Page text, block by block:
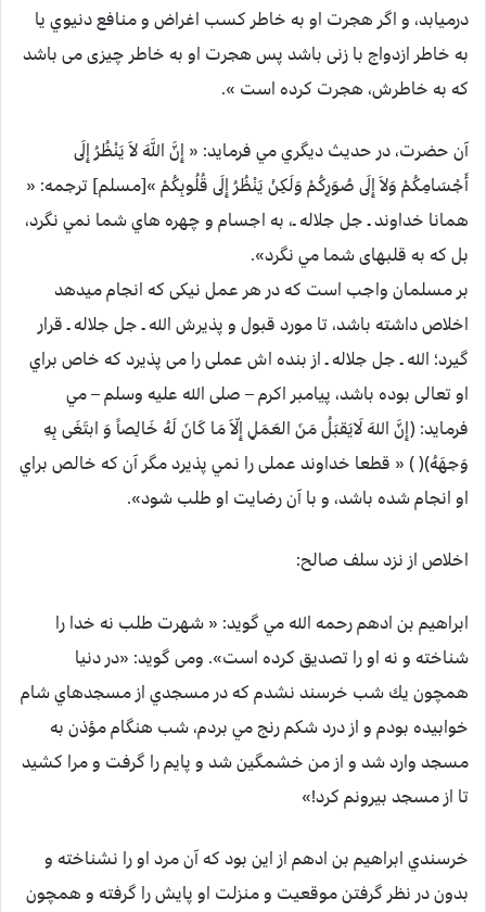
درميابد، و اگر هجرت او به خاطر کسب اغراض و منافع دنيوي يا
به خاطر ازدواج با زنی باشد پس هجرت او به خاطر چیزی می باشد
که به خاطرش، هجرت کرده است ».
آن حضرت، در حديث ديگري مي فرمايد: « إِنَّ اللَّهَ لاَ يَنْظُرُ إِلَى
أَجْسَامِكُمْ وَلاَ إِلَى صُوَرِكُمْ وَلَكِنْ يَنْظُرُ إِلَى قُلُوبِكُمْ »[مسلم] ترجمه: «
همانا خداوند ـ جل جلاله ـ، به اجسام و چهره هاي شما نمي نگرد،
بل که به قلبهای شما مي نگرد».
بر مسلمان واجب است که در هر عمل نيکی که انجام ميدهد
اخلاص داشته باشد، تا مورد قبول و پذيرش الله ـ جل جلاله ـ قرار
گيرد؛ الله ـ جل جلاله ـ از بنده اش عملی را می پذيرد که خاص براي
او تعالی بوده باشد، پيامبر اکرم – صلی الله علیه وسلم – مي
فرمايد: (إِنَّ اللهَ لَايَقبَلُ مَنَ العَمَلِ إِلّاَ مَا کَانَ لَهُ خَالِصاً وَ ابتَغَى بِهِ
وَجهَهُ)( ) « قطعا خداوند عملی را نمي پذيرد مگر آن که خالص براي
او انجام شده باشد، و با آن رضايت او طلب شود».
اخلاص از نزد سلف صالح:
ابراهيم بن ادهم رحمه الله مي گويد: « شهرت طلب نه خدا را
شناخته و نه او را تصديق كرده است». ومی گويد: «در دنيا
همچون يك شب خرسند نشدم كه در مسجدي از مسجدهاي شام
خوابيده بودم و از درد شكم رنج مي بردم، شب هنگام مؤذن به
مسجد وارد شد و از من خشمگين شد و پايم را گرفت و مرا كشيد
تا از مسجد بيرونم كرد!»
خرسندي ابراهيم بن ادهم از اين بود كه آن مرد او را نشناخته و
بدون در نظر گرفتن موقعيت و منزلت او پايش را گرفته و همچون